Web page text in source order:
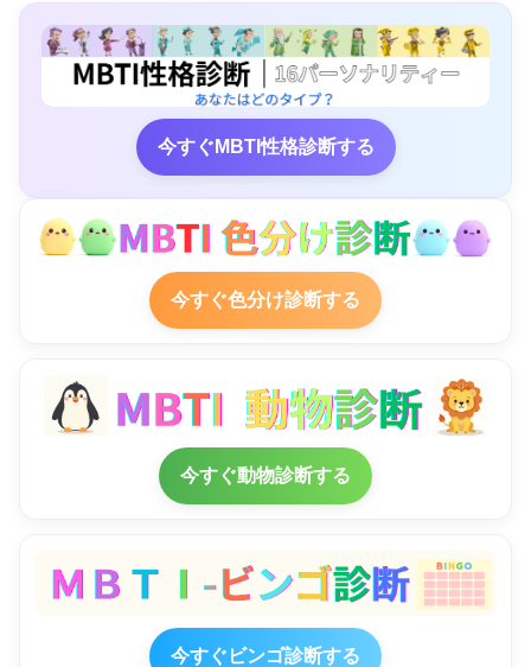
今すぐMBTI性格診断する
今すぐ色分け診断する
今すぐ動物診断する
今すぐビンゴ診断する